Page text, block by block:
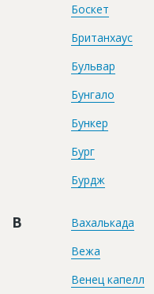
Боскет
Британхаус
Бульвар
Бунгало
Бункер
Бург
Бурдж
В
Вахалькада
Вежа
Венец капелл